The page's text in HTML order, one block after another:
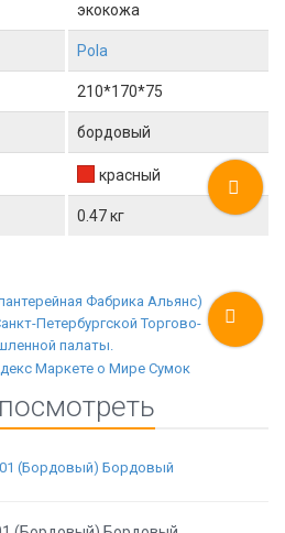
экокожа
Pola
210*170*75
бордовый
красный
0.47 кг